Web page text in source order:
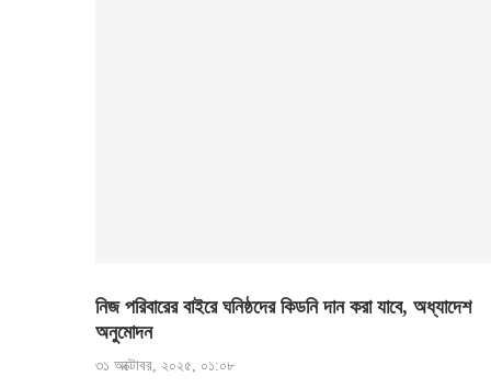
নিজ পরিবারের বাইরে ঘনিষ্ঠদের কিডনি দান করা যাবে, অধ্যাদেশ
অনুমোদন
৩১ অক্টোবর, ২০২৫, ০১:০৮